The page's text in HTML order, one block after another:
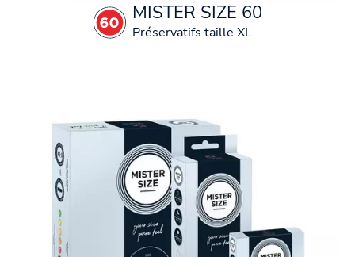
MISTER SIZE 60
Préservatifs taille XL